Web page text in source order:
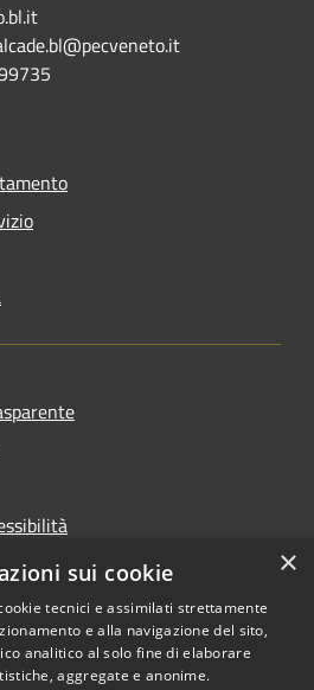
App Municipium
Copyright © 2026 • Comune di
×
sui cookie
tecnici e assimilati strettamente
e alla navigazione del sito,
analitico al solo fine di elaborare
aggregate e anonime.